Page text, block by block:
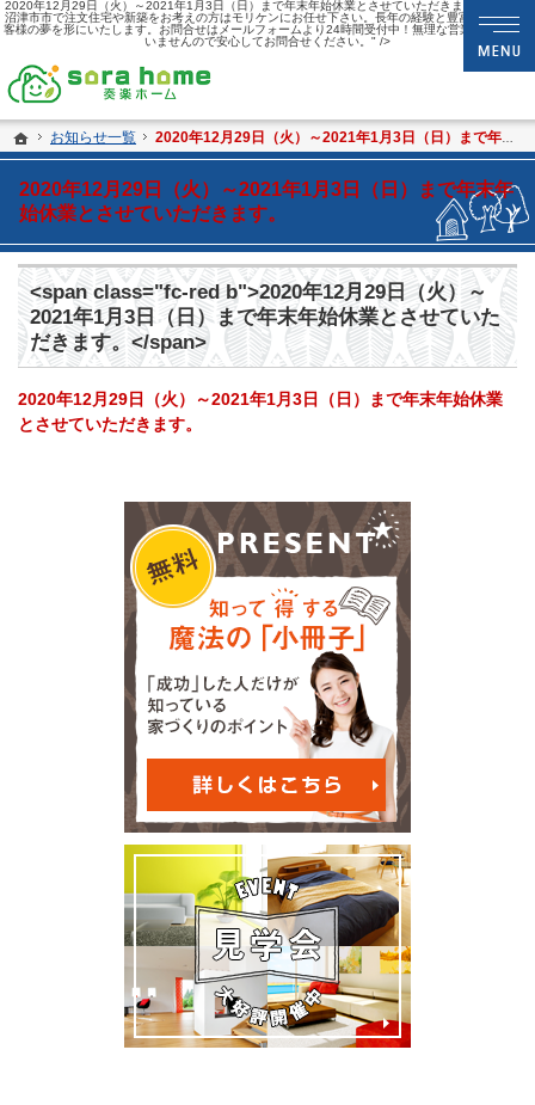
2020年12月29日（火）～2021年1月3日（日）まで年末年始休業とさせていただきます。«静岡・
沼津市市で注文住宅や新築をお考えの方はモリケンにお任せ下さい。長年の経験と豊富な実績でお
客様の夢を形にいたします。お問合せはメールフォームより24時間受付中！無理な営業は一切ござ
いませんので安心してお問合せください。" />
ホーム
お知らせ一覧 2020年12月29日（火）～2021年1月3日（日）まで年末年始休業とさせていただきます。
2020年12月29日（火）～2021年1月3日（日）まで年末年
始休業とさせていただきます。
静岡・沼津市の新築・注文住宅・新築戸建てなら夢を現実にする工務店のsora
sora home 奏楽ホーム‐静岡・沼津市の新築・注文住宅・新築戸建てなら工務店の
<span class="fc-red b">2020年12月29日（火）～
2021年1月3日（日）まで年末年始休業とさせていた
だきます。</span>
2020年12月29日（火）～2021年1月3日（日）まで年末年始休業
とさせていただきます。